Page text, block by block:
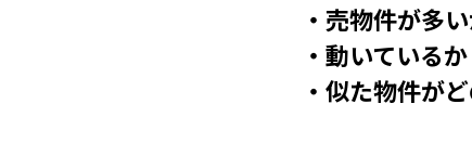
・売物件が多
・動いているか
・似た物件が